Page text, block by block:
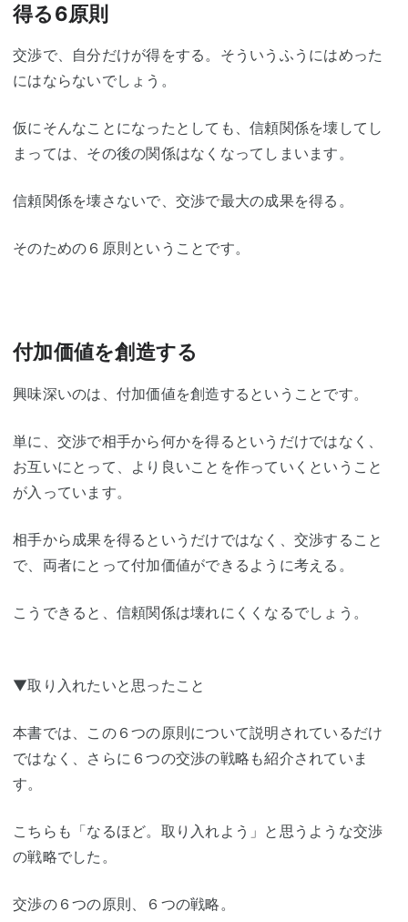
得る6原則
交渉で、自分だけが得をする。そういうふうにはめった
にはならないでしょう。
仮にそんなことになったとしても、信頼関係を壊してし
まっては、その後の関係はなくなってしまいます。
信頼関係を壊さないで、交渉で最大の成果を得る。
そのための６原則ということです。
付加価値を創造する
興味深いのは、付加価値を創造するということです。
単に、交渉で相手から何かを得るというだけではなく、
お互いにとって、より良いことを作っていくということ
が入っています。
相手から成果を得るというだけではなく、交渉すること
で、両者にとって付加価値ができるように考える。
こうできると、信頼関係は壊れにくくなるでしょう。
▼取り入れたいと思ったこと
本書では、この６つの原則について説明されているだけ
ではなく、さらに６つの交渉の戦略も紹介されていま
す。
こちらも「なるほど。取り入れよう」と思うような交渉
の戦略でした。
交渉の６つの原則、６つの戦略。